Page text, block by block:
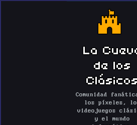
La
de los
Comunidad
los píxeles,
videojuegos
y el mundo